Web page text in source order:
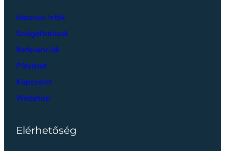
Hasznos infók
Szolgáltatások
Referenciák
Pályázat
Kapcsolat
Webshop
Elérhetőség